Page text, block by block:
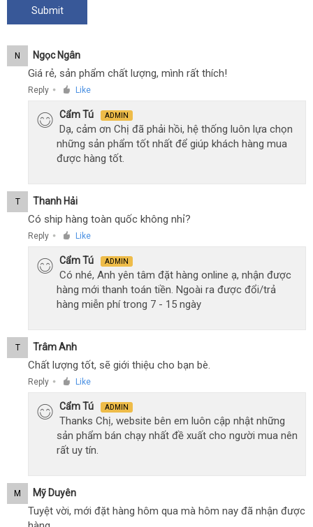
N Ngọc Ngân
Giá rẻ, sản phẩm chất lượng, mình rất thích!
Reply ● Like
Cẩm Tú ADMIN
Dạ, cảm ơn Chị đã phải hồi, hệ thống luôn lựa chọn
những sản phẩm tốt nhất để giúp khách hàng mua
được hàng tốt.
T Thanh Hải
Có ship hàng toàn quốc không nhỉ?
Reply ● Like
Cẩm Tú ADMIN
Có nhé, Anh yên tâm đặt hàng online ạ, nhận được
hàng mới thanh toán tiền. Ngoài ra được đổi/trả
hàng miễn phí trong 7 - 15 ngày
T Trâm Anh
Chất lượng tốt, sẽ giới thiệu cho bạn bè.
Reply ● Like
Cẩm Tú ADMIN
Thanks Chị, website bên em luôn cập nhật những
sản phẩm bán chạy nhất đề xuất cho người mua nên
rất uy tín.
M Mỹ Duyên
Tuyệt vời, mới đặt hàng hôm qua mà hôm nay đã nhận được